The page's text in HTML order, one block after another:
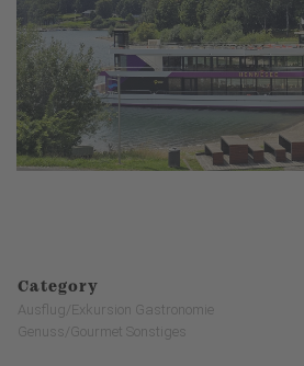
Category
Ausflug/Exkursion Gastronomie
Genuss/Gourmet Sonstiges